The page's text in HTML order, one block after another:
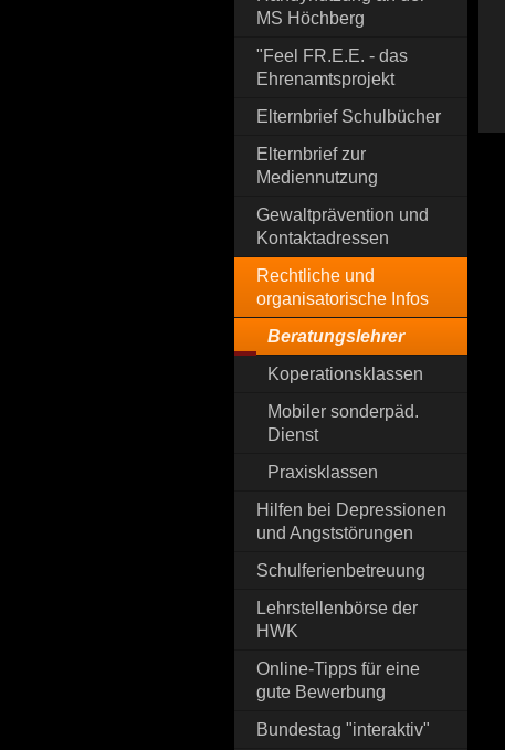
MS Höchberg
"Feel FR.E.E. - das
Ehrenamtsprojekt
Elternbrief Schulbücher
Elternbrief zur
Mediennutzung
Gewaltprävention und
Kontaktadressen
Rechtliche und
organisatorische Infos
Beratungslehrer
Koperationsklassen
Mobiler sonderpäd.
Dienst
Praxisklassen
Hilfen bei Depressionen
und Angststörungen
Schulferienbetreuung
Lehrstellenbörse der
HWK
Online-Tipps für eine
gute Bewerbung
Bundestag "interaktiv"